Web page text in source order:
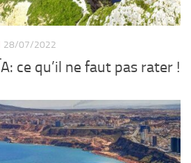
28/07/2022
ce qu’il ne faut pas rater !